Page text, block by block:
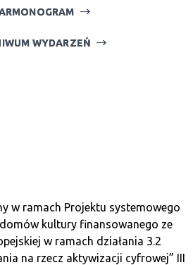
WYDARZEŃ
w ramach Projektu systemowego
kultury finansowanego ze
w ramach działania 3.2
na rzecz aktywizacji cyfrowej” III